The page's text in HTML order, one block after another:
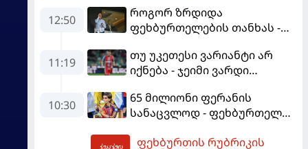
12:50
როგორ ზრდიდა
ფეხბურთელების თანხას -
სქემა გაამხილა
11:19
თუ უკეთესი ვარიანტი არ
იქნება - ჯეიმი ვარდი
დაბრუნდეს
10:30
65 მილიონი ფერანის
სანაცვლოდ - ფეხბურთელს
სოლიდური თანხის მიღებას
ფეხბურთის რუბრიკის